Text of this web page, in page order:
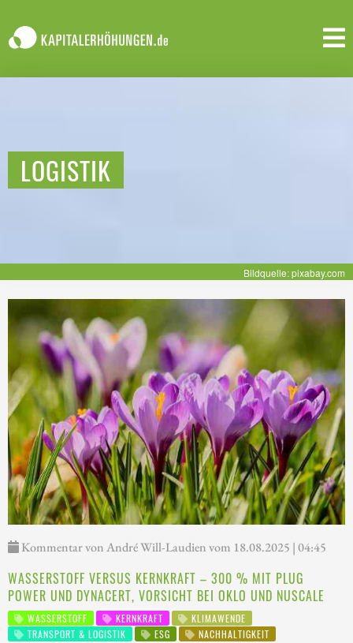
LOGISTIK
Bildquelle: pixabay.com
Kommentar von André Will-Laudien vom 18.08.2025 | 04:45
WASSERSTOFF VERSUS KERNKRAFT – 300 % MIT PLUG
POWER UND DYNACERT, VORSICHT BEI OKLO UND NUSCALE
WASSERSTOFF KERNKRAFT
KLIMAWENDE
TRANSPORT & LOGISTIK
ESG NACHHALTIGKEIT